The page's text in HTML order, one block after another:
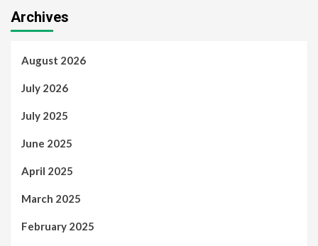
Archives
August 2026
July 2026
July 2025
June 2025
April 2025
March 2025
February 2025